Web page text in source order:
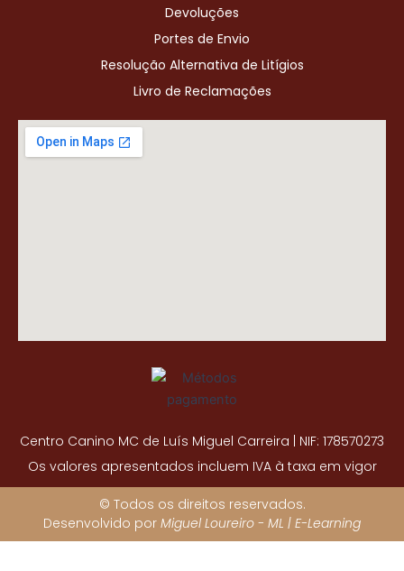
Devoluções
Portes de Envio
Resolução Alternativa de Litígios
Livro de Reclamações
Centro Canino MC de Luís Miguel Carreira | NIF: 178570273
Os valores apresentados incluem IVA à taxa em vigor
© Todos os direitos reservados.
Desenvolvido por Miguel Loureiro - ML | E-Learning